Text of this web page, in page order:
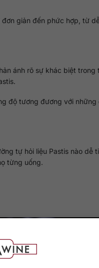
giản đến phức hợp, từ
ánh rõ sự khác biệt trong
độ tương đương với những
tự hỏi liệu Pastis nào dễ
từng uống.